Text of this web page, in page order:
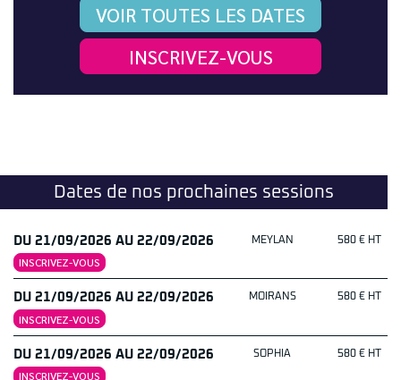
VOIR TOUTES LES DATES
INSCRIVEZ-VOUS
Dates de nos prochaines sessions
DU 21/09/2026 AU 22/09/2026 MEYLAN 580 € HT
INSCRIVEZ-VOUS
DU 21/09/2026 AU 22/09/2026 MOIRANS 580 € HT
INSCRIVEZ-VOUS
DU 21/09/2026 AU 22/09/2026 SOPHIA 580 € HT
INSCRIVEZ-VOUS